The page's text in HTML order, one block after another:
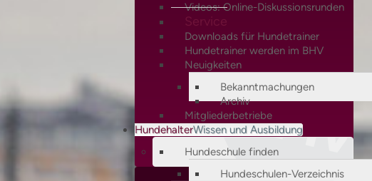
Videos: Online-Diskussionsrunden
Service
Downloads für Hundetrainer
Hundetrainer werden im BHV
Neuigkeiten
Bekanntmachungen
Archiv
Mitgliederbetriebe
HundehalterWissen und Ausbildung
Hundeschule finden
Hundeschulen-Verzeichnis